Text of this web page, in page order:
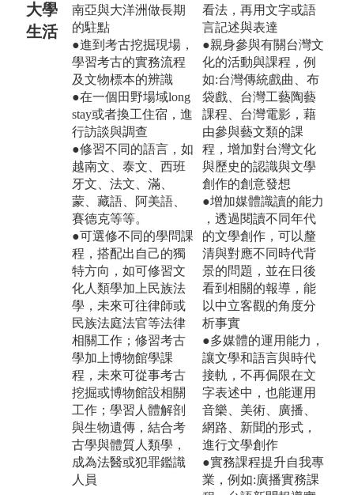
大學
生活
南亞與大洋洲做長期
的駐點
●進到考古挖掘現場，
學習考古的實務流程
及文物標本的辨識
●在一個田野場域long
stay或者換工住宿，進
行訪談與調查
●修習不同的語言，如
越南文、泰文、西班
牙文、法文、滿、
蒙、藏語、阿美語、
賽德克等等。
●可選修不同的學問課
程，搭配出自己的獨
特方向，如可修習文
化人類學加上民族法
學，未來可往律師或
民族法庭法官等法律
相關工作；修習考古
學加上博物館學課
程，未來可從事考古
挖掘或博物館設相關
工作；學習人體解剖
與生物遺傳，結合考
古學與體質人類學，
成為法醫或犯罪鑑識
人員
看法，再用文字或語
言記述與表達
●親身參與有關台灣文
化的活動與課程，例
如:台灣傳統戲曲、布
袋戲、台灣工藝陶藝
課程、台灣電影，藉
由參與藝文類的課
程，增加對台灣文化
與歷史的認識與文學
創作的創意發想
●增加媒體識讀的能力
，透過閱讀不同年代
的文學創作，可以釐
清與對應不同時代背
景的問題，並在日後
看到相關的報導，能
以中立客觀的角度分
析事實
●多媒體的運用能力，
讓文學和語言與時代
接軌，不再侷限在文
字表述中，也能運用
音樂、美術、廣播、
網路、新聞的形式，
進行文學創作
●實務課程提升自我專
業，例如:廣播實務課